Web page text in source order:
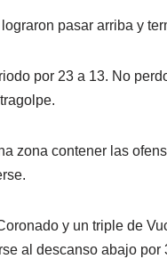
pasar arriba y
por 23 a 13. No
zona contener las
y un triple de
al descanso abajo por